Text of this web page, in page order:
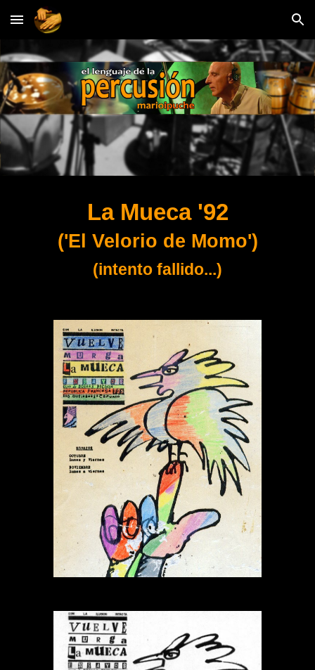
Skip to main content Skip to navigation
La Mueca '92
('El Velorio de Momo')
(intento fallido...)